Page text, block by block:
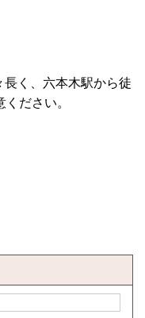
く、六本木駅から徒
ださい。